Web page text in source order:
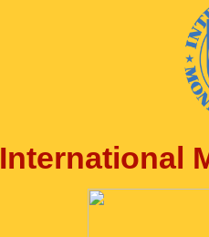
International